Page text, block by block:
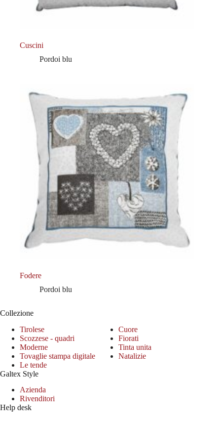
Cuscini
Pordoi blu
Fodere
Pordoi blu
Collezione
Tirolese
Cuore
Scozzese - quadri
Fiorati
Moderne
Tinta unita
Tovaglie stampa digitale
Natalizie
Le tende
Galtex Style
Azienda
Rivenditori
Help desk